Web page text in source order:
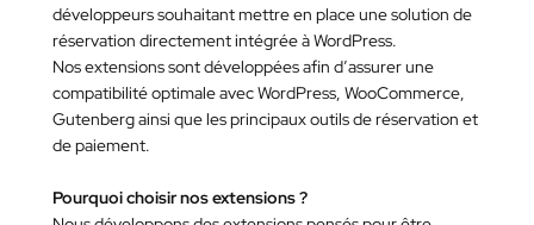
développeurs souhaitant mettre en place une solution de
réservation directement intégrée à WordPress.
Nos extensions sont développées afin d’assurer une
compatibilité optimale avec WordPress, WooCommerce,
Gutenberg ainsi que les principaux outils de réservation et
de paiement.
Pourquoi choisir nos extensions ?